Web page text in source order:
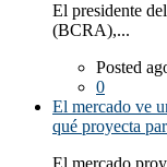
El presidente
(BCRA),...
Posted
0
El mercado ve
qué proyecta